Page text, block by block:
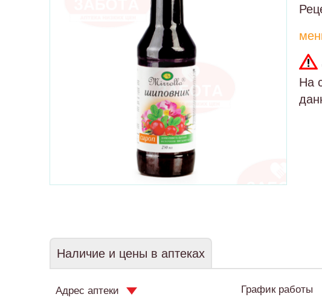
На
Наличие и цены в аптеках
Адрес аптеки График работы